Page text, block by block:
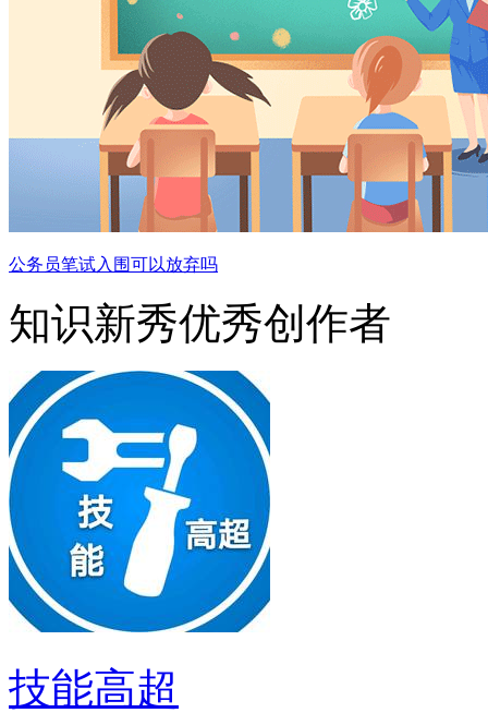
公务员笔试入围可以放弃吗
知识新秀优秀创作者
技能高超